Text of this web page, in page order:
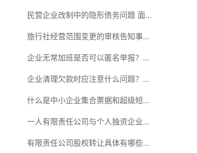
后国企员工属于什么性质？
民营企业改制中的隐形债务问题 面
对隐形债务问题应该如何解决？
旅行社经营范围变更的审核告知事项
旅游业的发展现状和趋势
企业无常加班是否可以匿名举报？强
制加班公司没有加班费怎么办？
企业清理欠款时应注意什么问题？企
业短期借款需要注意哪些事项？
什么是中小企业集合票据和超级短期
融资券？一起来了解一下吧！
一人有限责任公司与个人独资企业的
区别 这些知识你都知道吗？
有限责任公司股权转让具体有哪些形